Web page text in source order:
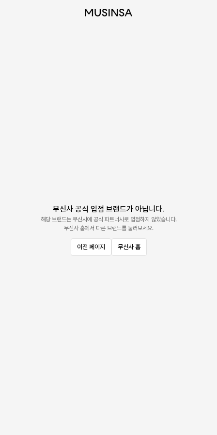
무신사 공식 입점 브랜드가 아닙니다.
해당 브랜드는 무신사에 공식 파트너사로 입점하지 않았습니다.
무신사 홈에서 다른 브랜드를 둘러보세요.
이전 페이지 무신사 홈